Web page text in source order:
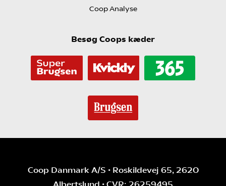
Coop Analyse
Besøg Coops kæder
Coop Danmark A/S • Roskildevej 65, 2620